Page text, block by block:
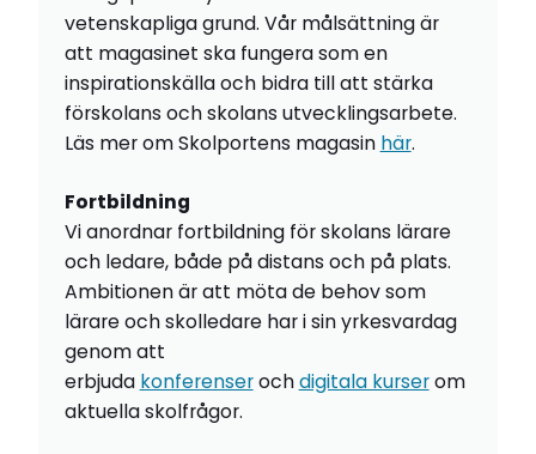
vetenskapliga grund. Vår målsättning är
att magasinet ska fungera som en
inspirationskälla och bidra till att stärka
förskolans och skolans utvecklingsarbete.
Läs mer om Skolportens magasin här.
Fortbildning
Vi anordnar fortbildning för skolans lärare
och ledare, både på distans och på plats.
Ambitionen är att möta de behov som
lärare och skolledare har i sin yrkesvardag
genom att
erbjuda konferenserochdigitala kurserom
aktuella skolfrågor.